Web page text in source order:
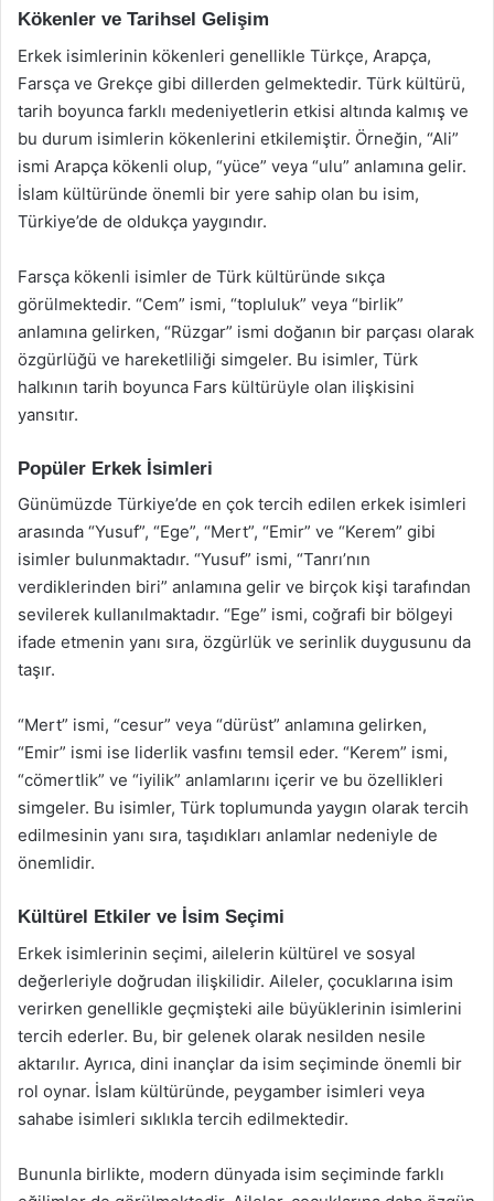
Kökenler ve Tarihsel Gelişim
Erkek isimlerinin kökenleri genellikle Türkçe, Arapça,
Farsça ve Grekçe gibi dillerden gelmektedir. Türk kültürü,
tarih boyunca farklı medeniyetlerin etkisi altında kalmış ve
bu durum isimlerin kökenlerini etkilemiştir. Örneğin, “Ali”
ismi Arapça kökenli olup, “yüce” veya “ulu” anlamına gelir.
İslam kültüründe önemli bir yere sahip olan bu isim,
Türkiye’de de oldukça yaygındır.
Farsça kökenli isimler de Türk kültüründe sıkça
görülmektedir. “Cem” ismi, “topluluk” veya “birlik”
anlamına gelirken, “Rüzgar” ismi doğanın bir parçası olarak
özgürlüğü ve hareketliliği simgeler. Bu isimler, Türk
halkının tarih boyunca Fars kültürüyle olan ilişkisini
yansıtır.
Popüler Erkek İsimleri
Günümüzde Türkiye’de en çok tercih edilen erkek isimleri
arasında “Yusuf”, “Ege”, “Mert”, “Emir” ve “Kerem” gibi
isimler bulunmaktadır. “Yusuf” ismi, “Tanrı’nın
verdiklerinden biri” anlamına gelir ve birçok kişi tarafından
sevilerek kullanılmaktadır. “Ege” ismi, coğrafi bir bölgeyi
ifade etmenin yanı sıra, özgürlük ve serinlik duygusunu da
taşır.
“Mert” ismi, “cesur” veya “dürüst” anlamına gelirken,
“Emir” ismi ise liderlik vasfını temsil eder. “Kerem” ismi,
“cömertlik” ve “iyilik” anlamlarını içerir ve bu özellikleri
simgeler. Bu isimler, Türk toplumunda yaygın olarak tercih
edilmesinin yanı sıra, taşıdıkları anlamlar nedeniyle de
önemlidir.
Kültürel Etkiler ve İsim Seçimi
Erkek isimlerinin seçimi, ailelerin kültürel ve sosyal
değerleriyle doğrudan ilişkilidir. Aileler, çocuklarına isim
verirken genellikle geçmişteki aile büyüklerinin isimlerini
tercih ederler. Bu, bir gelenek olarak nesilden nesile
aktarılır. Ayrıca, dini inançlar da isim seçiminde önemli bir
rol oynar. İslam kültüründe, peygamber isimleri veya
sahabe isimleri sıklıkla tercih edilmektedir.
Bununla birlikte, modern dünyada isim seçiminde farklı